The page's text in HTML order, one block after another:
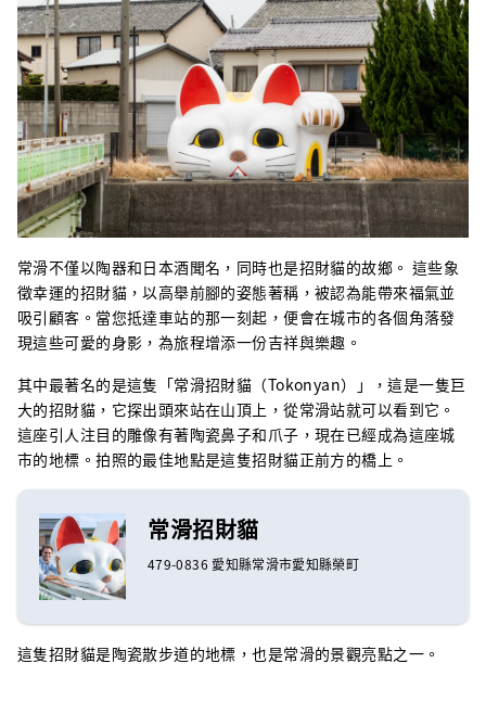
常滑不僅以陶器和日本酒聞名，同時也是招財貓的故鄉。 這些象
徵幸運的招財貓，以高舉前腳的姿態著稱，被認為能帶來福氣並
吸引顧客。當您抵達車站的那一刻起，便會在城市的各個角落發
現這些可愛的身影，為旅程增添一份吉祥與樂趣。
其中最著名的是這隻「常滑招財貓（Tokonyan）」，這是一隻巨
大的招財貓，它探出頭來站在山頂上，從常滑站就可以看到它。
這座引人注目的雕像有著陶瓷鼻子和爪子，現在已經成為這座城
市的地標。拍照的最佳地點是這隻招財貓正前方的橋上。
常滑招財貓
479-0836 愛知縣常滑市愛知縣榮町
這隻招財貓是陶瓷散步道的地標，也是常滑的景觀亮點之一。